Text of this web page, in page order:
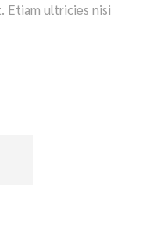
Etiam ultricies nisi